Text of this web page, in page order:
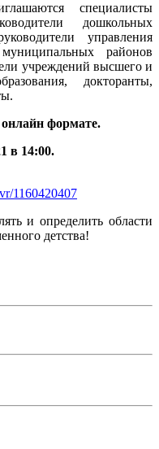
специалисты
дошкольных
управления
районов
учреждений высшего и
докторанты,
формате.
в 14:00.
1160420407
и определить области
детства!